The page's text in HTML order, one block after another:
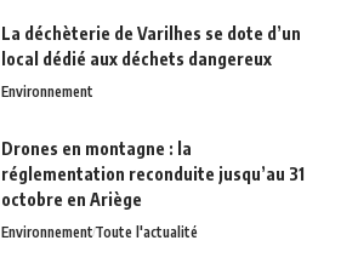
La déchèterie de Varilhes se dote d’un
local dédié aux déchets dangereux
Environnement
Drones en montagne : la
réglementation reconduite jusqu’au 31
octobre en Ariège
EnvironnementToute l'actualité